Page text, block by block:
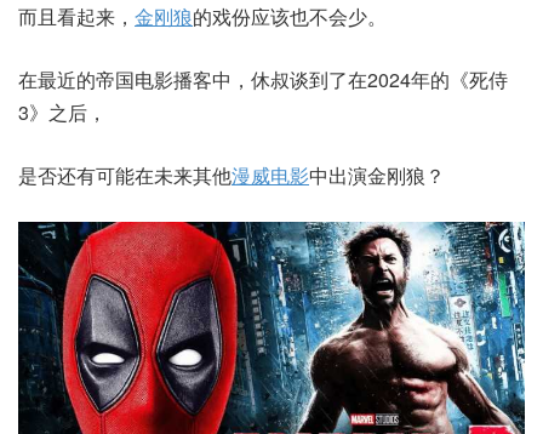
而且看起来， 金刚狼的戏份应该也不会少。
在最近的帝国电影播客中，休叔谈到了在2024年的《死侍
3》之后，
是否还有可能在未来其他漫威电影中出演金刚狼？